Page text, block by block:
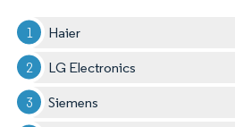
Haier
LG Electronics
Siemens